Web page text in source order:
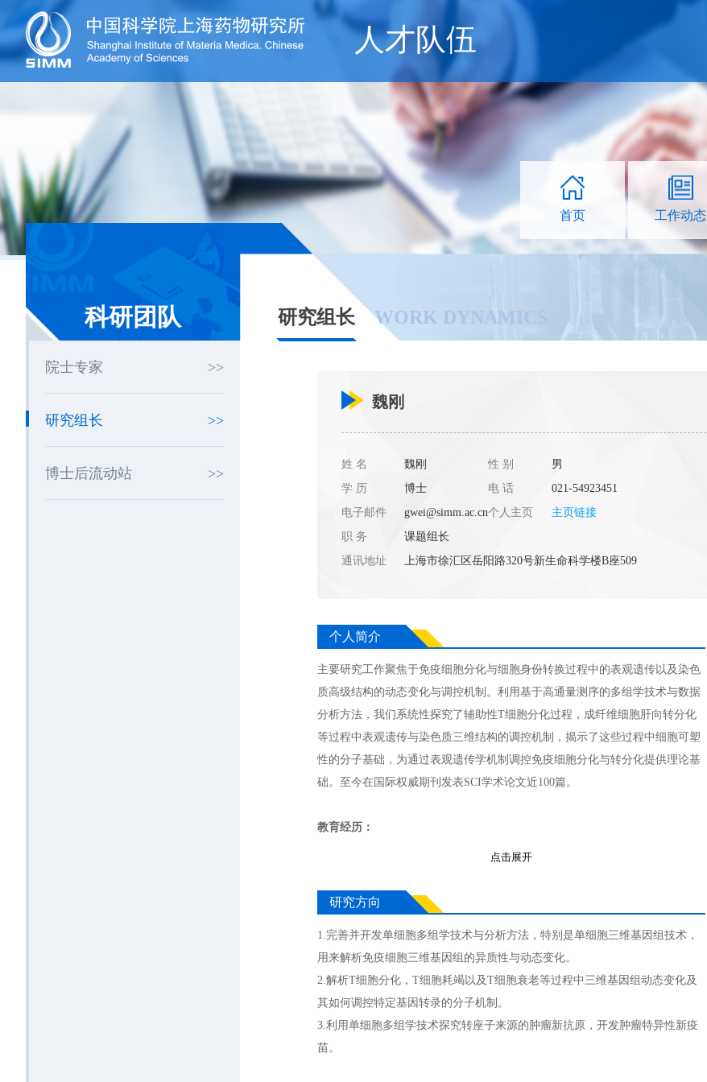
人才队伍
首页 工作动态
科研团队 研究组长 WORK DYNAMICS
院士专家
研究组长
博士后流动站
魏刚
姓 名 魏刚 性 别 男
学 历
博士 电 话 021-54923451
电子邮件
gwei@simm.ac.cn个人主页 主页链接
职 务
课题组长
通讯地址
上海市徐汇区岳阳路320号新生命科学楼B座509
个人简介
主要研究工作聚焦于免疫细胞分化与细胞身份转换过程中的表观遗传以及染色
质高级结构的动态变化与调控机制。利用基于高通量测序的多组学技术与数据
分析方法，我们系统性探究了辅助性T细胞分化过程，成纤维细胞肝向转分化
等过程中表观遗传与染色质三维结构的调控机制，揭示了这些过程中细胞可塑
性的分子基础，为通过表观遗传学机制调控免疫细胞分化与转分化提供理论基
础。至今在国际权威期刊发表SCI学术论文近100篇。
教育经历：
1.2005.09-2011.12，美国国家健康研究院，分子免疫学博士后
3.1996.09-2000.07，北京大学，生物化学与分子生物学本科
展开全部
点击展开
研究方向
1.完善并开发单细胞多组学技术与分析方法，特别是单细胞三维基因组技术，
用来解析免疫细胞三维基因组的异质性与动态变化。
2.解析T细胞分化，T细胞耗竭以及T细胞衰老等过程中三维基因组动态变化及
其如何调控特定基因转录的分子机制。
3.利用单细胞多组学技术探究转座子来源的肿瘤新抗原，开发肿瘤特异性新疫
苗。